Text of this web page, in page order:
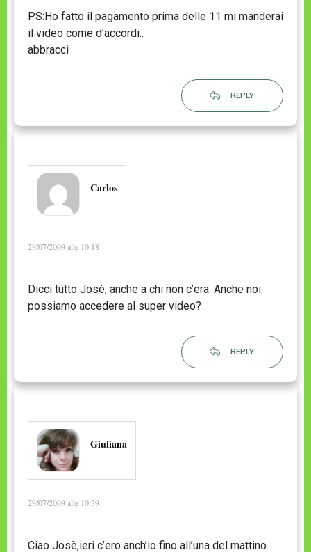
PS:Ho fatto il pagamento prima delle 11 mi manderai
il video come d’accordi..
abbracci
REPLY
Carlos
29/07/2009 alle 10:18
Dicci tutto Josè, anche a chi non c’era. Anche noi
possiamo accedere al super video?
REPLY
Giuliana
29/07/2009 alle 10:39
Ciao Josè,ieri c’ero anch’io fino all’una del mattino.